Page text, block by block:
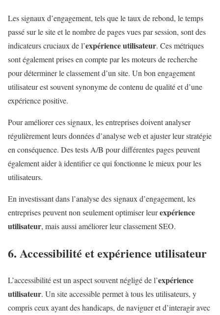
Les signaux d’engagement, tels que le taux de rebond, le temps
passé sur le site et le nombre de pages vues par session, sont des
indicateurs cruciaux de l’expérience utilisateur. Ces métriques
sont également prises en compte par les moteurs de recherche
pour déterminer le classement d’un site. Un bon engagement
utilisateur est souvent synonyme de contenu de qualité et d’une
expérience positive.
Pour améliorer ces signaux, les entreprises doivent analyser
régulièrement leurs données d’analyse web et ajuster leur stratégie
en conséquence. Des tests A/B pour différentes pages peuvent
également aider à identifier ce qui fonctionne le mieux pour les
utilisateurs.
En investissant dans l’analyse des signaux d’engagement, les
entreprises peuvent non seulement optimiser leurexpérience
utilisateur, mais aussi améliorer leur classement SEO.
6. Accessibilité etexpérience utilisateur
L’accessibilité est un aspect souvent négligé de l’expérience
utilisateur. Un site accessible permet à tous les utilisateurs, y
compris ceux ayant des handicaps, de naviguer et d’interagir avec